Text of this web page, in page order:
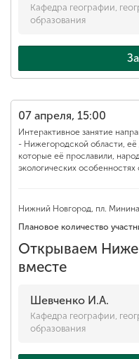
Кафедра географии,
образования
07 апреля, 15:00
Интерактивное занятие
- Нижегородской области,
которые её прославили,
экологических особенностях
Нижний Новгород, пл.
Плановое количество
Открываем
вместе
Шевченко И.А.
Кафедра географии,
образования